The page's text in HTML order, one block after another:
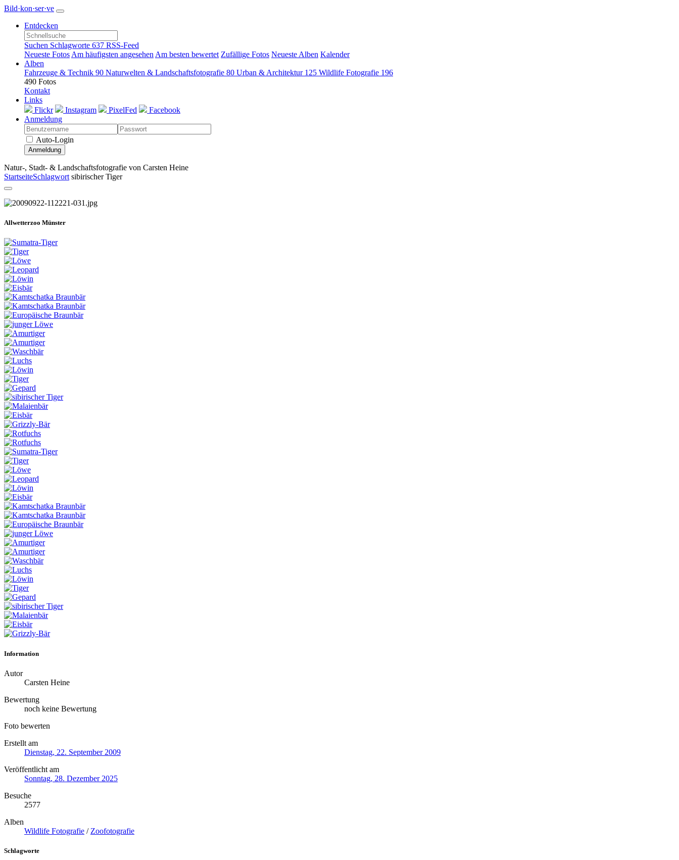
Bild·kon·ser·ve
Entdecken
Suchen Schlagworte 637 RSS-Feed
Neueste Fotos Am häufigsten angesehen Am besten bewertet Zufällige Fotos Neueste Alben Kalender
Alben
Fahrzeuge & Technik 90 Naturwelten & Landschaftsfotografie 80 Urban & Architektur 125 Wildlife Fotografie 196
490 Fotos
Kontakt
Links
Flickr
Instagram PixelFed
Facebook
Anmeldung
Auto-Login
Anmeldung
Natur-, Stadt- & Landschaftsfotografie von Carsten Heine
StartseiteSchlagwort sibirischer Tiger
Allwetterzoo Münster
Information
Autor
Carsten Heine
Bewertung
noch keine Bewertung
Foto bewerten
Erstellt am
Dienstag, 22. September 2009
Veröffentlicht am
Sonntag, 28. Dezember 2025
Besuche
2577
Alben
Wildlife Fotografie / Zoofotografie
Schlagworte